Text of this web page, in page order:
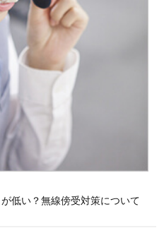
低い？無線傍受対策について